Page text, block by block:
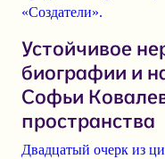
«Создатели».
Устойчивое
биографии и
Софьи
пространства
Двадцатый очерк из